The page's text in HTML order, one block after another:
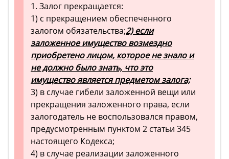
1. Залог прекращается:
1) с прекращением обеспеченного
залогом обязательства;2) если
заложенное имущество возмездно
приобретено лицом, которое не знало и
не должно было знать, что это
имущество является предметом залога;
3) в случае гибели заложенной вещи или
прекращения заложенного права, если
залогодатель не воспользовался правом,
предусмотренным пунктом 2 статьи 345
настоящего Кодекса;
4) в случае реализации заложенного